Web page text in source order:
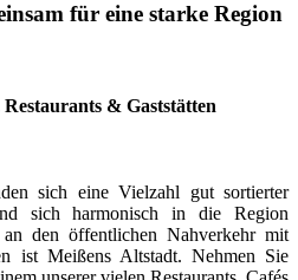
für eine starke Region
& Gaststätten
sich eine Vielzahl gut sortierter
sich harmonisch in die Region
an den öffentlichen Nahverkehr mit
ist Meißens Altstadt. Nehmen Sie